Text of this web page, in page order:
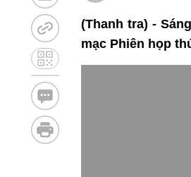
(Thanh tra) -
mạc Phiên họp